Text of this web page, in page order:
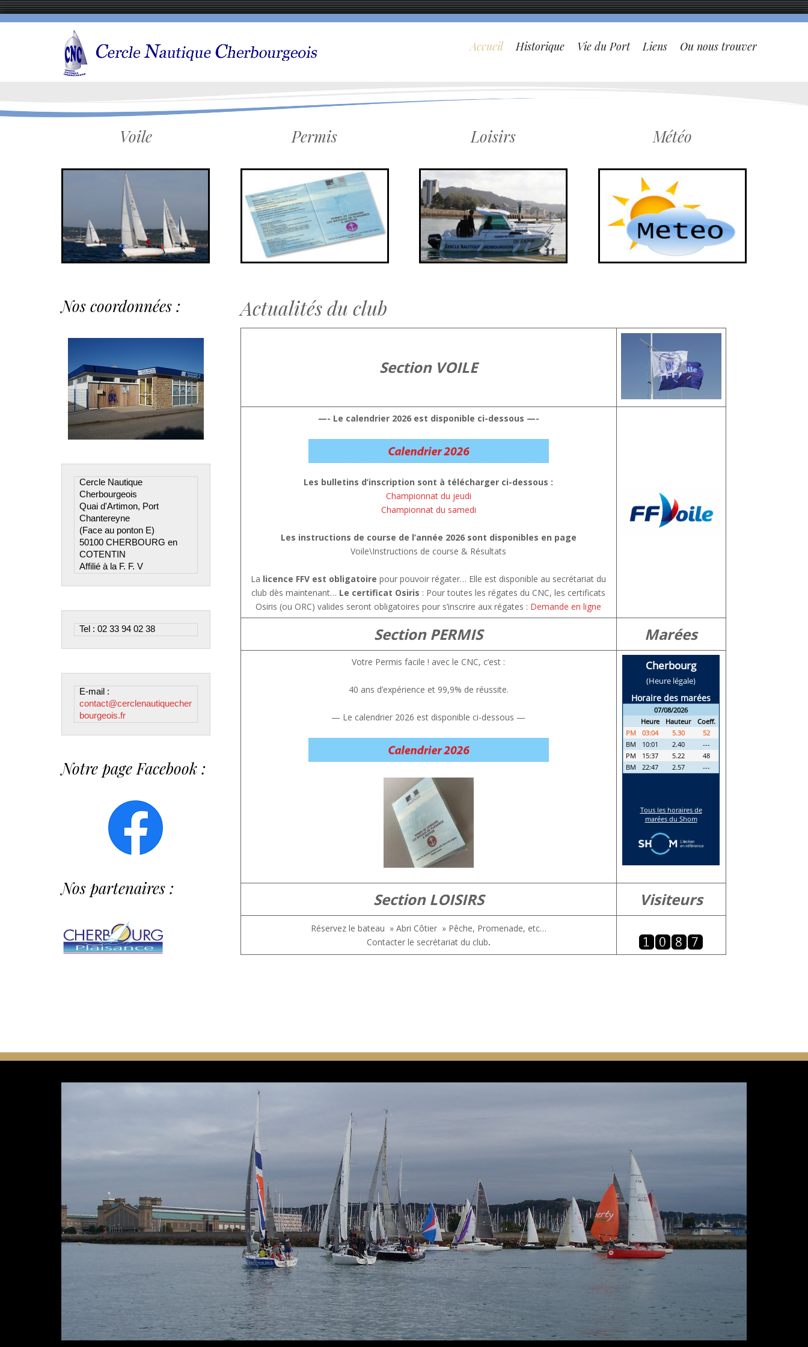
Accueil Historique Vie du Port Liens Ou nous trouver
Voile Permis Loisirs Météo
Actualités du club
Section VOILE
—- Le calendrier 2026 est disponible ci-dessous —-
Les bulletins d’inscription sont à télécharger ci-dessous :
Championnat du jeudi
Championnat du samedi
Les instructions de course de l’année 2026 sont disponibles en page
Voile\Instructions de course & Résultats
La licence FFV est obligatoire pour pouvoir régater… Elle est disponible au secrétariat du
club dès maintenant… Le certificat Osiris : Pour toutes les régates du CNC, les certificats
Osiris (ou ORC) valides seront obligatoires pour s’inscrire aux régates : Demande en ligne
Section PERMIS Marées
Votre Permis facile ! avec le CNC, c’est :
40 ans d’expérience et 99,9% de réussite.
— Le calendrier 2026 est disponible ci-dessous —
Section LOISIRS Visiteurs
Réservez le bateau » Abri Côtier » Pêche, Promenade, etc…
Contacter le secrétariat du club.
Nos coordonnées :
Cercle Nautique
Cherbourgeois
Quai d'Artimon, Port
Chantereyne
(Face au ponton E)
50100 CHERBOURG en
COTENTIN
Affilié à la F. F. V
Tel : 02 33 94 02 38
contact@cerclenautiquecher
bourgeois.fr
Notre page Facebook :
Nos partenaires :